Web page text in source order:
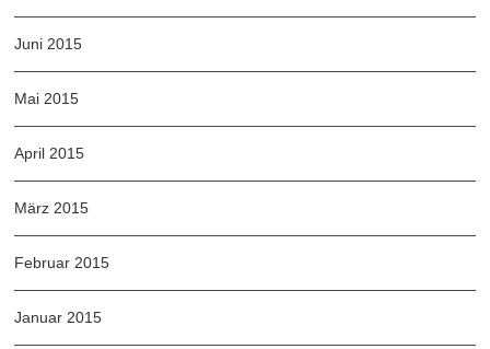
Juni 2015
Mai 2015
April 2015
März 2015
Februar 2015
Januar 2015